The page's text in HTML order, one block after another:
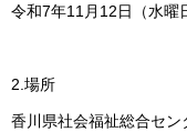
令和7年11月12日（水曜
2.場所
香川県社会福祉総合セン